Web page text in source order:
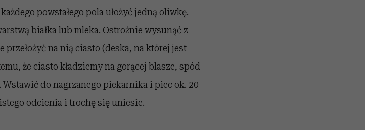
powstałego pola ułożyć jedną oliwkę.
białka lub mleka. Ostrożnie wysunąć z
na nią ciasto (deska, na której jest
że ciasto kładziemy na gorącej blasze, spód
do nagrzanego piekarnika i piec ok. 20
odcienia i trochę się uniesie.